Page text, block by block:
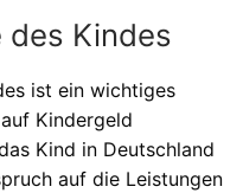
des Kindes
ist ein wichtiges
Kindergeld
Kind in Deutschland
auf die Leistungen